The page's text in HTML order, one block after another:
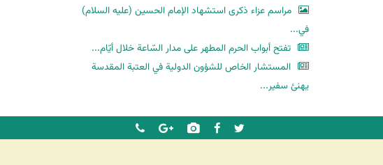
مراسم عزاء ذكرى استشهاد الإمام الحسين (عليه السلام)
في...
تفتح أبواب الحرم المطهر على مدار السّاعة خلال أيّام...
المستشار الخاص للشؤون الدولية في العتبة المقدسة
يهنئ سفير...